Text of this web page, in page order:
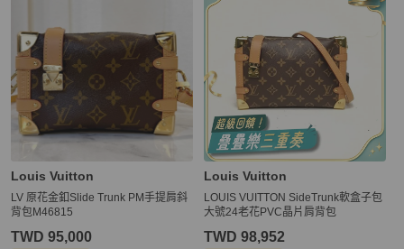
Louis Vuitton
LV 原花金釦Slide Trunk PM手提肩斜
背包M46815
TWD 95,000
Louis Vuitton
LOUIS VUITTON SideTrunk軟盒子包
大號24老花PVC晶片肩背包
TWD 98,952